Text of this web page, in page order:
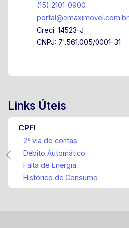
(15) 2101-0900
portal@emaximovel.com.br
Creci: 14523-J
CNPJ: 71.561.005/0001-31
Links Úteis
CPFL
2ª via de contas
Débito Automático
Falta de Energia
Histórico de Consumo